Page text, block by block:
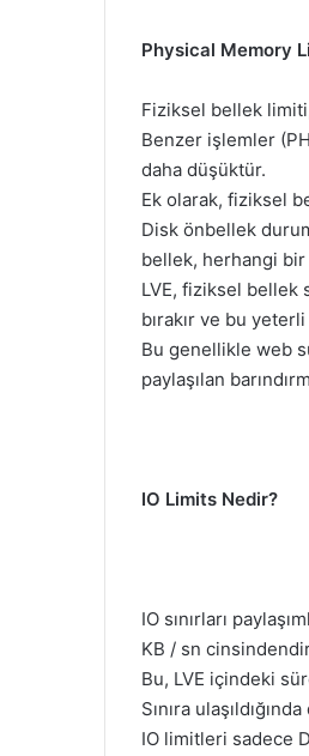
Physical Memory
Fiziksel bellek
Benzer işlemler
daha düşüktür.
Ek olarak, fiziksel
Disk önbellek
bellek, herhangi bir
LVE, fiziksel bellek
bırakır ve bu
Bu genellikle web
paylaşılan
IO Limits Nedir?
IO sınırları
KB / sn
Bu, LVE içindeki
Sınıra
IO limitleri sadece